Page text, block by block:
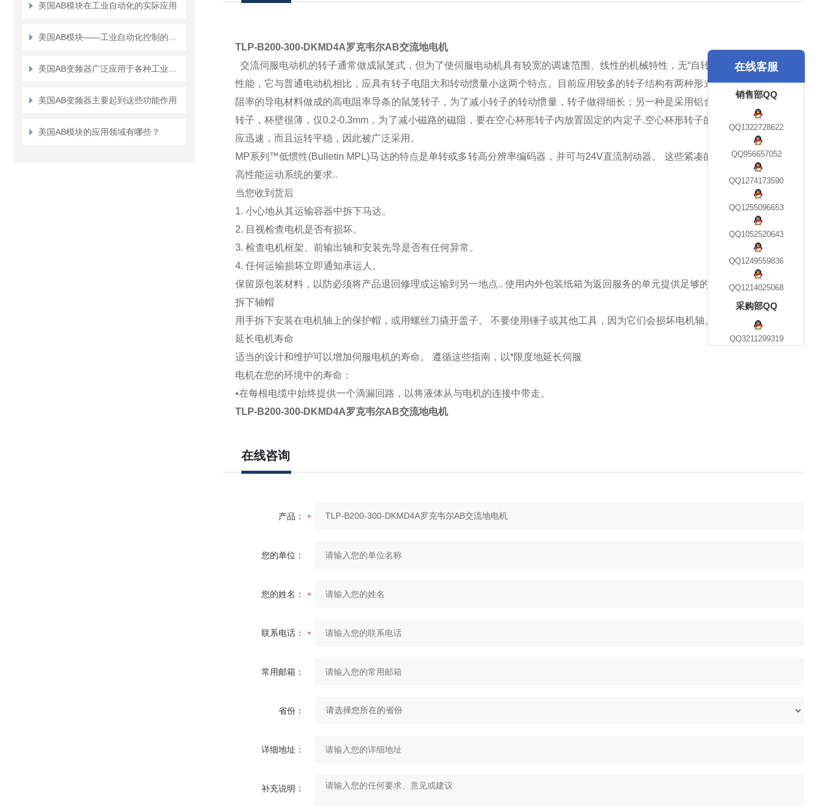
美国AB模块在工业自动化的实际应用
美国AB变频器主要起到这些功能作用
美国AB模块的应用领域有哪些？
TLP-B200-300-DKMD4A罗克韦尔AB交流地电机
交流伺服电动机的转子通常做成鼠笼式，但为了使伺服电动机具有较宽的调速范围、线性的机械特性，无“自转"现象和快速响应的
性能，它与普通电动机相比，应具有转子电阻大和转动惯量小这两个特点。目前应用较多的转子结构有两种形式：一种是采用高电
阻率的导电材料做成的高电阻率导条的鼠笼转子，为了减小转子的转动惯量，转子做得细长；另一种是采用铝合金制成的空心杯形
转子，杯壁很薄，仅0.2-0.3mm，为了减小磁路的磁阻，要在空心杯形转子内放置固定的内定子.空心杯形转子的转动惯量很小，反
应迅速，而且运转平稳，因此被广泛采用。
MP系列™低惯性(Bulletin MPL)马达的特点是单转或多转高分辨率编码器，并可与24V直流制动器。 这些紧凑的无刷伺服电机满足
高性能运动系统的要求..
当您收到货后
1. 小心地从其运输容器中拆下马达。
2. 目视检查电机是否有损坏。
3. 检查电机框架、前输出轴和安装先导是否有任何异常。
4. 任何运输损坏立即通知承运人。
保留原包装材料，以防必须将产品退回修理或运输到另一地点.. 使用内外包装纸箱为返回服务的单元提供足够的保护
拆下轴帽
用手拆下安装在电机轴上的保护帽，或用螺丝刀撬开盖子。 不要使用锤子或其他工具，因为它们会损坏电机轴。
延长电机寿命
适当的设计和维护可以增加伺服电机的寿命。 遵循这些指南，以*限度地延长伺服
电机在您的环境中的寿命：
•在每根电缆中始终提供一个滴漏回路，以将液体从与电机的连接中带走。
TLP-B200-300-DKMD4A罗克韦尔AB交流地电机
在线咨询
产品：
您的单位：
您的姓名：
联系电话：
常用邮箱：
省份：
详细地址：
补充说明：
在线客服
销售部QQ
QQ1322728622
QQ956657052
QQ1274173590
QQ1255096653
QQ1052520643
QQ1249559836
QQ1214025068
采购部QQ
QQ3211299319